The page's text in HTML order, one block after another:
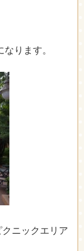
ります。
ニックエリア